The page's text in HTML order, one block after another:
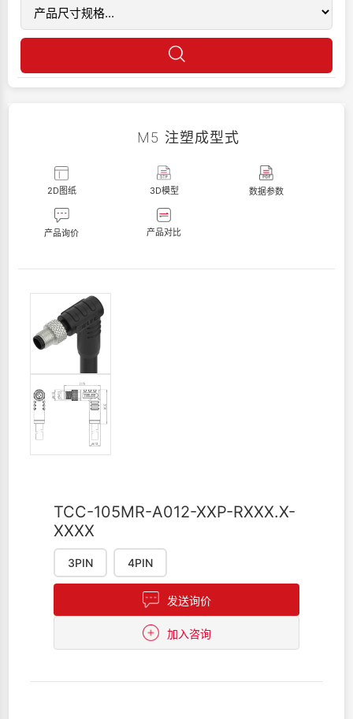
M5 注塑成型式
2D图纸 3D模型 数据参数
产品询价 产品对比
TCC-105MR-A012-XXP-RXXX.X-
XXXX
3PIN 4PIN
发送询价
加入咨询